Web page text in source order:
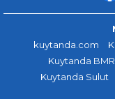
kuytanda.com
Kuytanda BMR
Kuytanda Sulut